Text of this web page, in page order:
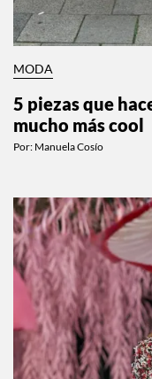
MODA
5 piezas que
mucho más cool
Por: Manuela Cosío